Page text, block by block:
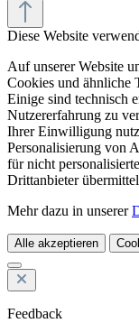
Diese Website
Auf unserer Website
Cookies und ähnliche
Einige sind technisch
Nutzererfahrung zu
Ihrer Einwilligung
Personalisierung von
für nicht
Drittanbieter
Mehr dazu in unserer
Alle akzeptieren
Feedback